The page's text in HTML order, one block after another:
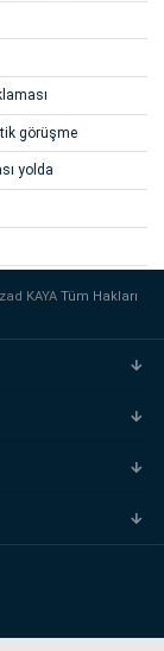
görüşme
yolda
KAYATüm Hakları